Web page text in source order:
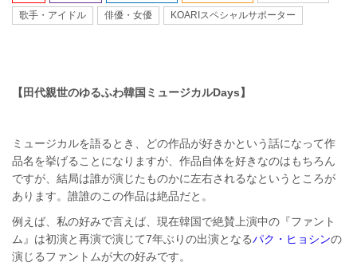
歌手・アイドル
俳優・女優 KOARIスペシャルサポーター
【田代親世のゆるふわ韓国ミュージカルDays】
ミュージカルを語るとき、どの作品が好きかという話になって作
品名を挙げることになりますが、作品自体を好きなのはもちろん
ですが、結局は誰が演じたものかに左右されるなというところが
あります。誰誰のこの作品は絶品だと。
例えば、私の好みで言えば、現在韓国で絶賛上演中の『ファント
ム』は初演と再演で演じて7年ぶりの出演となるパク・ヒョシンの
演じるファントムが大の好みです。